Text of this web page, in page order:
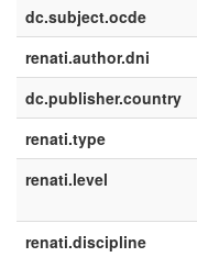
dc.subject.ocde
renati.author.dni
dc.publisher.country
renati.type
renati.level
renati.discipline